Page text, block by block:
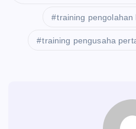
training pengolahan
training pengusaha